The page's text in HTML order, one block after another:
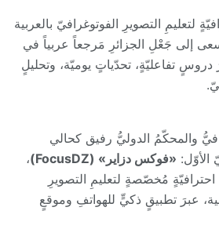
لتعليمِ التصويرِ الفوتوغرافيّ بالعربية
إلى جَعْلِ الجزائرِ مَرجعاً عربياً في
تفاعليّةٍ، تحدّياتٍ يوميّة، وتحليلٍ
والمحكّمُ الدوليُّ رفيق كحالي
«فوكس دزاير» (FocusDZ)
،
مُخصّصةٍ لتعليمِ التصويرِ
عبرَ تطبيقٍ ذكيٍّ للهواتفِ وموقعٍ